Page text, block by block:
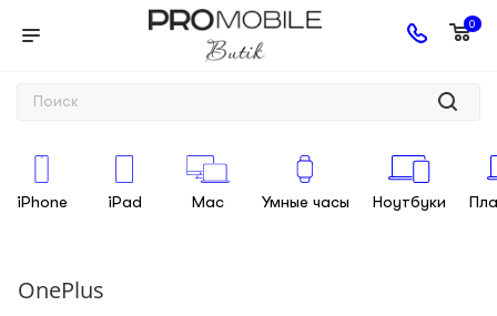
0
iPhone iPad Mac Умные часы Ноутбуки
OnePlus